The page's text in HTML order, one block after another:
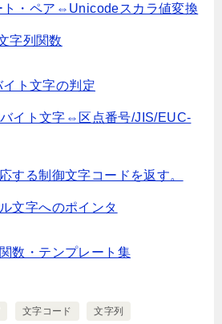
ト・ペア⇔Unicodeスカラ値変換
字列関数
ト文字の判定
イト文字⇔区点番号/JIS/EUC-
する制御文字コードを返す。
文字へのポインタ
数・テンプレート集
文字コード 文字列